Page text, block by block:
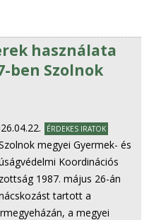
használata
ben Szolnok
ÉRDEKES IRATOK
megyei Gyermek- és
Koordinációs
1987. május 26-án
tartott a
a megyei